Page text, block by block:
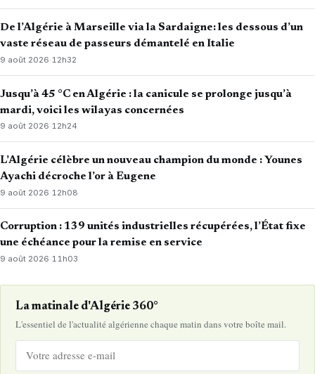
De l’Algérie à Marseille via la Sardaigne: les dessous d’un
vaste réseau de passeurs démantelé en Italie
9 août 2026·12h32
Jusqu’à 45 °C en Algérie : la canicule se prolonge jusqu’à
mardi, voici les wilayas concernées
9 août 2026·12h24
L’Algérie célèbre un nouveau champion du monde : Younes
Ayachi décroche l’or à Eugene
9 août 2026· 12h08
Corruption : 139 unités industrielles récupérées, l’État fixe
une échéance pour la remise en service
9 août 2026·11h03
La matinale d'Algérie 360°
L'essentiel de l'actualité algérienne chaque matin dans votre boîte mail.